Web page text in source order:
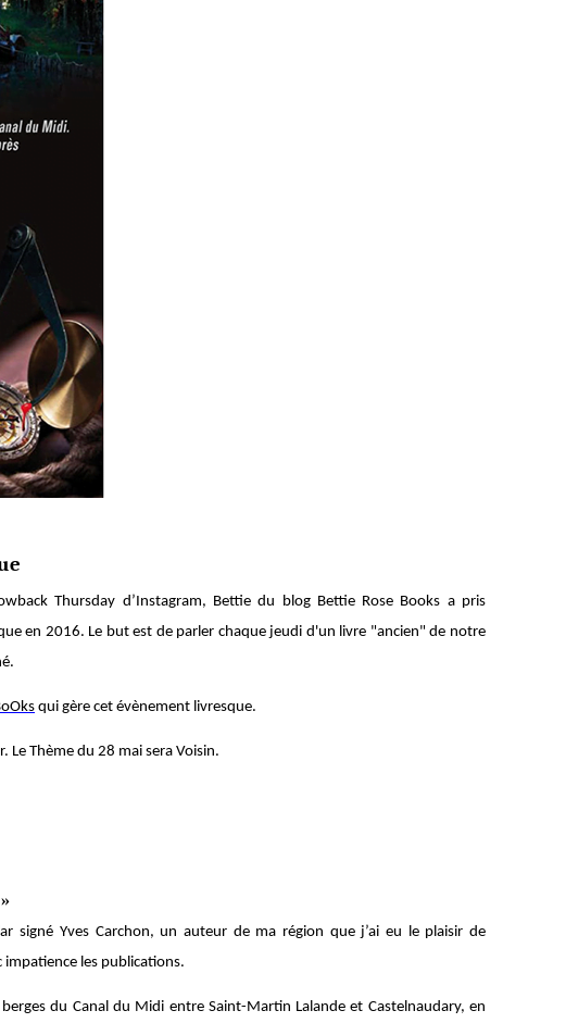
Thursday d’Instagram, Bettie du blog Bettie Rose Books a pris
en 2016. Le but est de parler chaque jeudi d'un livre "ancien" de notre
qui gère cet évènement livresque.
Thème du 28 mai sera Voisin.
signé Yves Carchon, un auteur de ma région que j’ai eu le plaisir de
les publications.
du Canal du Midi entre Saint-Martin Lalande et Castelnaudary, en